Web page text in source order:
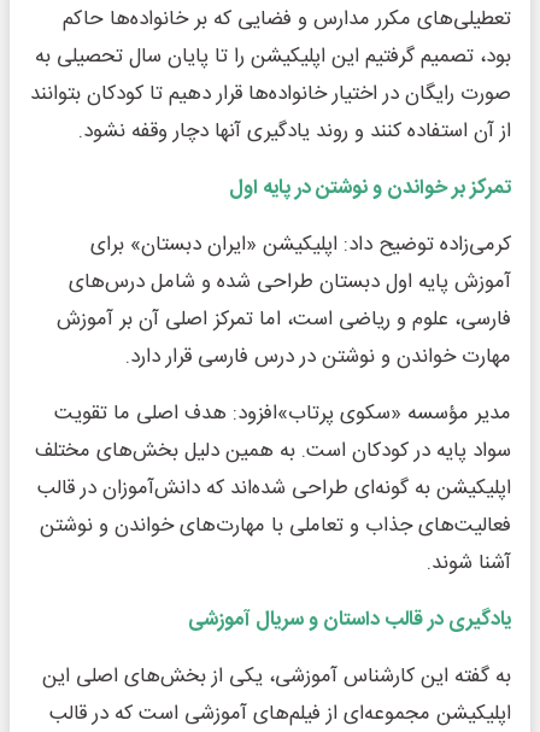
تعطیلی‌های مکرر مدارس و فضایی که بر خانواده‌ها حاکم
بود، تصمیم گرفتیم این اپلیکیشن را تا پایان سال تحصیلی به
صورت رایگان در اختیار خانواده‌ها قرار دهیم تا کودکان بتوانند
از آن استفاده کنند و روند یادگیری آنها دچار وقفه نشود.
تمرکز بر خواندن و نوشتن در پایه اول
کرمی‌زاده توضیح داد: اپلیکیشن «ایران دبستان» برای
آموزش پایه اول دبستان طراحی شده و شامل درس‌های
فارسی، علوم و ریاضی است، اما تمرکز اصلی آن بر آموزش
مهارت خواندن و نوشتن در درس فارسی قرار دارد.
مدیر مؤسسه «سکوی پرتاب»افزود: هدف اصلی ما تقویت
سواد پایه در کودکان است. به همین دلیل بخش‌های مختلف
اپلیکیشن به گونه‌ای طراحی شده‌اند که دانش‌آموزان در قالب
فعالیت‌های جذاب و تعاملی با مهارت‌های خواندن و نوشتن
آشنا شوند.
یادگیری در قالب داستان و سریال آموزشی
به گفته این کارشناس آموزشی، یکی از بخش‌های اصلی این
اپلیکیشن مجموعه‌ای از فیلم‌های آموزشی است که در قالب